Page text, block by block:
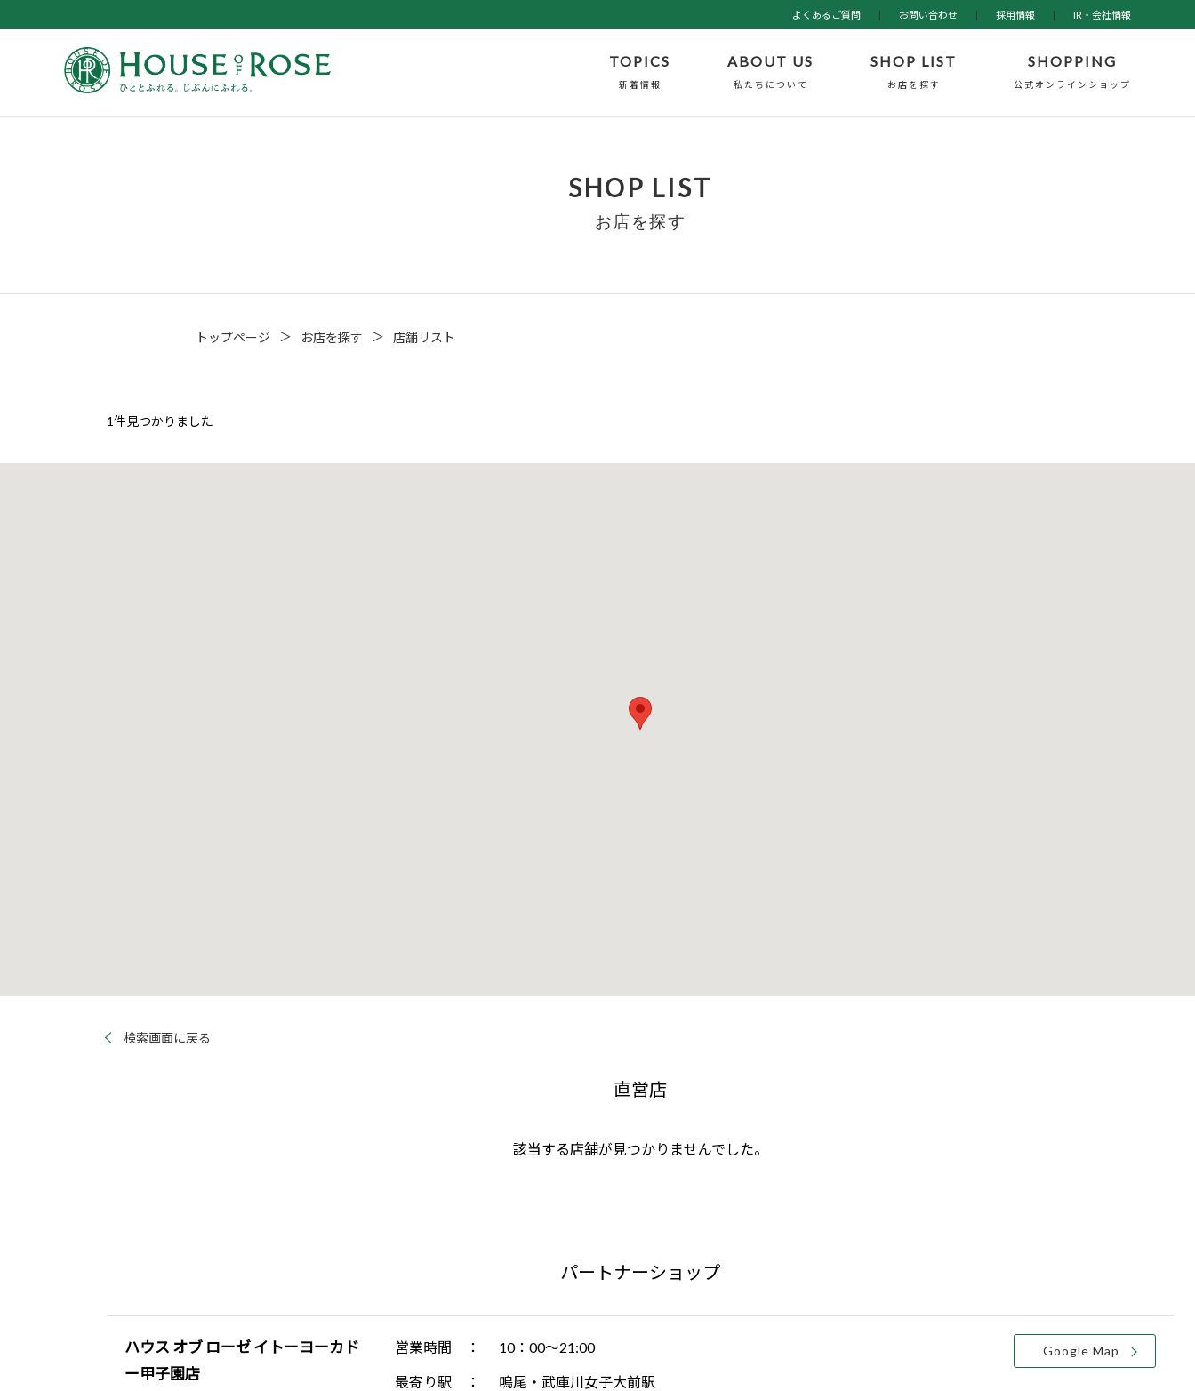
よくあるご質問 | お問い合わせ | 採用情報 | IR・会社情報
TOPICS
新着情報
ABOUT US
私たちについて
SHOP LIST
お店を探す
SHOPPING
公式オンラインショップ
SHOP LIST
お店を探す
トップページ ＞ お店を探す ＞ 店舗リスト
1件見つかりました
検索画面に戻る
直営店
該当する店舗が見つかりませんでした。
パートナーショップ
ハウス オブ ローゼ イトーヨーカド
ー甲子園店
営業時間 ： 10：00～21:00
最寄り駅 ： 鳴尾・武庫川女子大前駅
Google Map